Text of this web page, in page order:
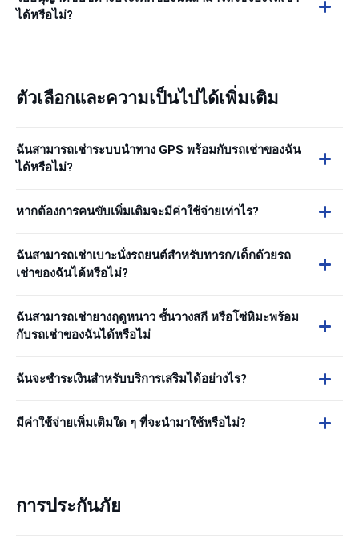
ได้หรือไม่?
ตัวเลือกและความเป็นไปได้เพิ่มเติม
ฉันสามารถเช่าระบบนำทาง GPS พร้อมกับรถเช่าของฉัน
ได้หรือไม่?
หากต้องการคนขับเพิ่มเติมจะมีค่าใช้จ่ายเท่าไร?
ฉันสามารถเช่าเบาะนั่งรถยนต์สำหรับทารก/เด็กด้วยรถ
เช่าของฉันได้หรือไม่?
ฉันสามารถเช่ายางฤดูหนาว ชั้นวางสกี หรือโซ่หิมะพร้อม
กับรถเช่าของฉันได้หรือไม่
ฉันจะชำระเงินสำหรับบริการเสริมได้อย่างไร?
มีค่าใช้จ่ายเพิ่มเติมใด ๆ ที่จะนำมาใช้หรือไม่?
การประกันภัย